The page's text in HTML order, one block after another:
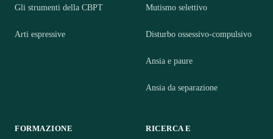
Gli strumenti della CBPT
Arti espressive
Mutismo selettivo
Disturbo ossessivo-compulsivo
Ansia e paure
Ansia da separazione
FORMAZIONE
RICERCA E